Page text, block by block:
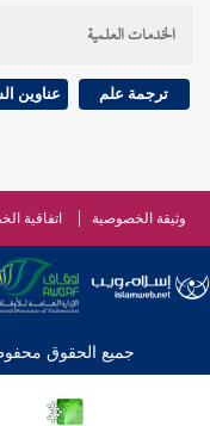
; لأن علة منعالخدمات العلمية
ترجمة علم عناوين
وثيقة الخصوصية اتفاقية
جميع الحقوق محفوظة © 2026 - 1998